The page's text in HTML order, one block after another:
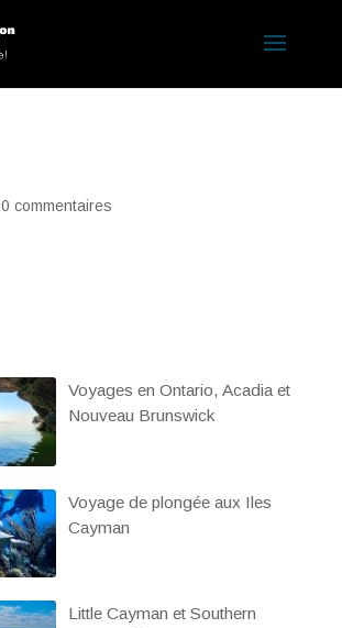
0 commentaires
Voyages en Ontario, Acadia et
Nouveau Brunswick
Voyage de plongée aux Iles
Cayman
Little Cayman et Southern